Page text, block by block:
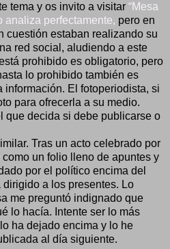
tema y os invito a visitar “Mesa
analiza perfectamente, pero en
cuestión estaban realizando su
red social, aludiendo a este
prohibido es obligatorio, pero
lo prohibido también es
El fotoperiodista, si
para ofrecerla a su medio.
que decida si debe publicarse o
Tras un acto celebrado por
un folio lleno de apuntes y
por el político encima del
a los presentes. Lo
me preguntó indignado que
lo hacía. Intente ser lo más
ha dejado encima y lo he
al día siguiente.